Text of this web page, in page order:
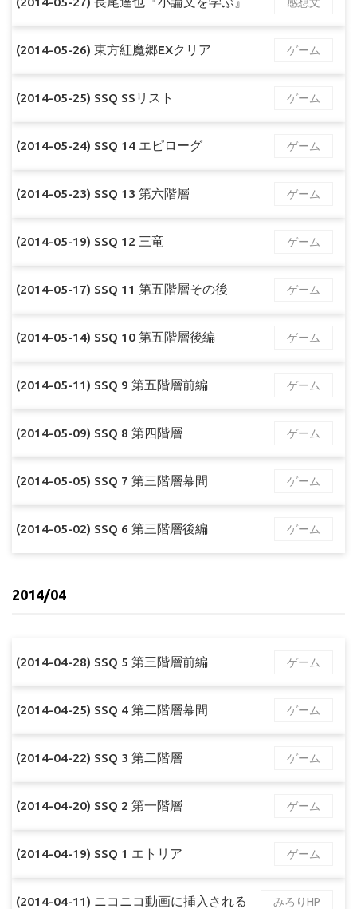
(2014-05-26) 東方紅魔郷EXクリア ゲーム
(2014-05-25) SSQ SSリスト ゲーム
(2014-05-24) SSQ 14 エピローグ ゲーム
(2014-05-23) SSQ 13 第六階層 ゲーム
(2014-05-19) SSQ 12 三竜 ゲーム
(2014-05-17) SSQ 11 第五階層その後 ゲーム
(2014-05-14) SSQ 10 第五階層後編 ゲーム
(2014-05-11) SSQ 9 第五階層前編 ゲーム
(2014-05-09) SSQ 8 第四階層 ゲーム
(2014-05-05) SSQ 7 第三階層幕間 ゲーム
(2014-05-02) SSQ 6 第三階層後編 ゲーム
2014/04
(2014-04-28) SSQ 5 第三階層前編 ゲーム
(2014-04-25) SSQ 4 第二階層幕間 ゲーム
(2014-04-22) SSQ 3 第二階層 ゲーム
(2014-04-20) SSQ 2 第一階層 ゲーム
(2014-04-19) SSQ 1 エトリア ゲーム
(2014-04-11) ニコニコ動画に挿入される
みろりHP